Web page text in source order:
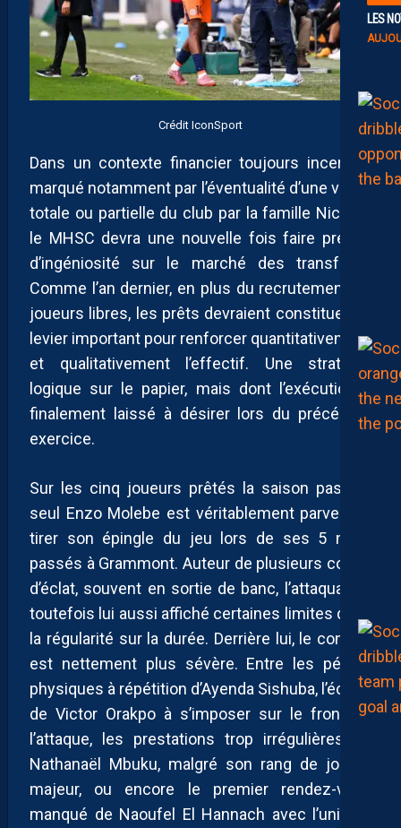
LES
Crédit IconSport
Dans un contexte financier toujours incertain,
marqué notamment par l’éventualité d’une vente
totale ou partielle du club par la famille Nicollin,
le MHSC devra une nouvelle fois faire preuve
d’ingéniosité sur le marché des transferts.
Comme l’an dernier, en plus du recrutement de
joueurs libres, les prêts devraient constituer un
levier important pour renforcer quantitativement
et qualitativement l’effectif. Une stratégie
logique sur le papier, mais dont l’exécution a
finalement laissé à désirer lors du précédent
exercice.
Sur les cinq joueurs prêtés la saison passée,
seul Enzo Molebe est véritablement parvenu à
tirer son épingle du jeu lors de ses 5 mois
passés à Grammont. Auteur de plusieurs coups
d’éclat, souvent en sortie de banc, l’attaquant a
toutefois lui aussi affiché certaines limites dans
la régularité sur la durée. Derrière lui, le constat
est nettement plus sévère. Entre les pépins
physiques à répétition d’Ayenda Sishuba, l’échec
de Victor Orakpo à s’imposer sur le front de
l’attaque, les prestations trop irrégulières de
Nathanaël Mbuku, malgré son rang de joueur
majeur, ou encore le premier rendez-vous
manqué de Naoufel El Hannach avec l’univers